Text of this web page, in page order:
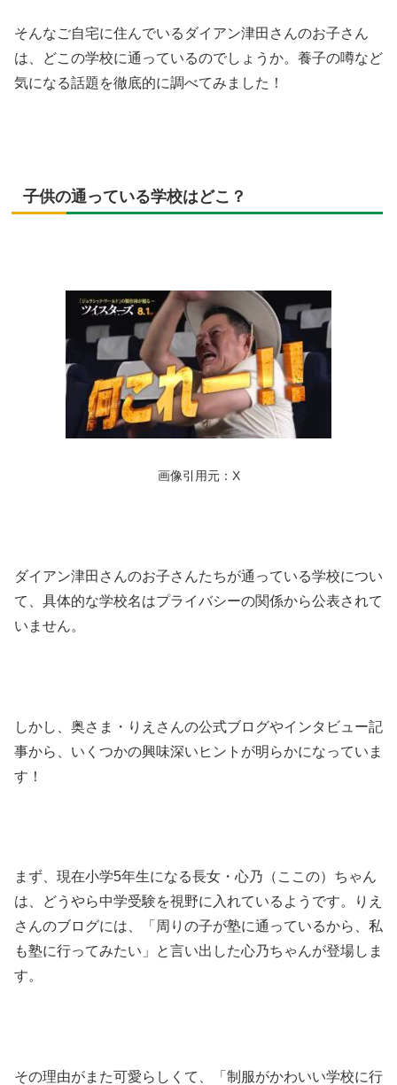
そんなご自宅に住んでいるダイアン津田さんのお子さん
は、どこの学校に通っているのでしょうか。養子の噂など
気になる話題を徹底的に調べてみました！
子供の通っている学校はどこ？
画像引用元：X
ダイアン津田さんのお子さんたちが通っている学校につい
て、具体的な学校名はプライバシーの関係から公表されて
いません。
しかし、奥さま・りえさんの公式ブログやインタビュー記
事から、いくつかの興味深いヒントが明らかになっていま
す！
まず、現在小学5年生になる長女・心乃（ここの）ちゃん
は、どうやら中学受験を視野に入れているようです。りえ
さんのブログには、「周りの子が塾に通っているから、私
も塾に行ってみたい」と言い出した心乃ちゃんが登場しま
す。
その理由がまた可愛らしくて、「制服がかわいい学校に行